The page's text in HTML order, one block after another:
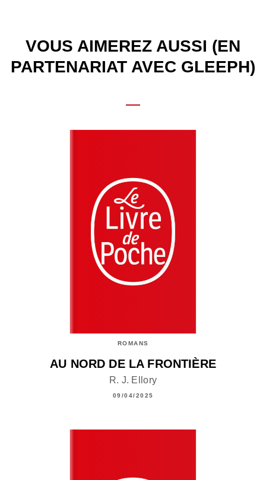
VOUS AIMEREZ AUSSI (EN
PARTENARIAT AVEC GLEEPH)
ROMANS
AU NORD DE LA FRONTIÈRE
R. J. Ellory
09/04/2025